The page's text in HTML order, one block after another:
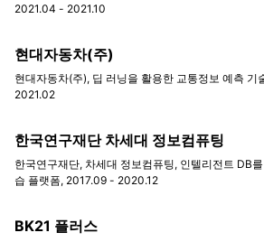
2021.04 - 2021.10
현대자동차(주)
현대자동차(주), 딥 러닝을 활용한 교통정보 예측
2021.02
한국연구재단 차세대 정보컴퓨팅
한국연구재단, 차세대 정보컴퓨팅, 인텔리전트 DB
습 플랫폼, 2017.09 - 2020.12
BK21 플러스